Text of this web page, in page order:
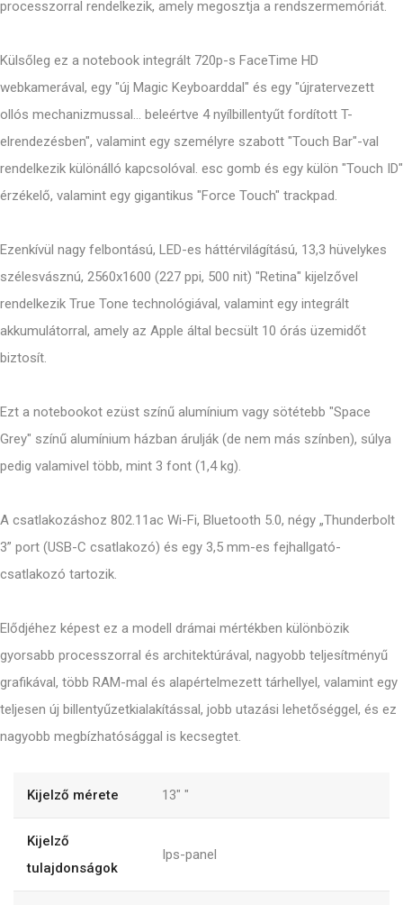
processzorral rendelkezik, amely megosztja a rendszermemóriát.
Külsőleg ez a notebook integrált 720p-s FaceTime HD
webkamerával, egy "új Magic Keyboarddal" és egy "újratervezett
ollós mechanizmussal... beleértve 4 nyílbillentyűt fordított T-
elrendezésben", valamint egy személyre szabott "Touch Bar"-val
rendelkezik különálló kapcsolóval. esc gomb és egy külön "Touch ID"
érzékelő, valamint egy gigantikus "Force Touch" trackpad.
Ezenkívül nagy felbontású, LED-es háttérvilágítású, 13,3 hüvelykes
szélesvásznú, 2560x1600 (227 ppi, 500 nit) "Retina" kijelzővel
rendelkezik True Tone technológiával, valamint egy integrált
akkumulátorral, amely az Apple által becsült 10 órás üzemidőt
biztosít.
Ezt a notebookot ezüst színű alumínium vagy sötétebb "Space
Grey" színű alumínium házban árulják (de nem más színben), súlya
pedig valamivel több, mint 3 font (1,4 kg).
A csatlakozáshoz 802.11ac Wi-Fi, Bluetooth 5.0, négy „Thunderbolt
3” port (USB-C csatlakozó) és egy 3,5 mm-es fejhallgató-
csatlakozó tartozik.
Elődjéhez képest ez a modell drámai mértékben különbözik
gyorsabb processzorral és architektúrával, nagyobb teljesítményű
grafikával, több RAM-mal és alapértelmezett tárhellyel, valamint egy
teljesen új billentyűzetkialakítással, jobb utazási lehetőséggel, és ez
nagyobb megbízhatósággal is kecsegtet.
Kijelző mérete 13" "
Kijelző
tulajdonságok
Ips-panel